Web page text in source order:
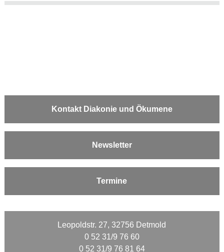
Kontakt Diakonie und Ökumene
Newsletter
Termine
Leopoldstr. 27, 32756 Detmold
0 52 31/9 76 60
0 52 31/9 76 81 64